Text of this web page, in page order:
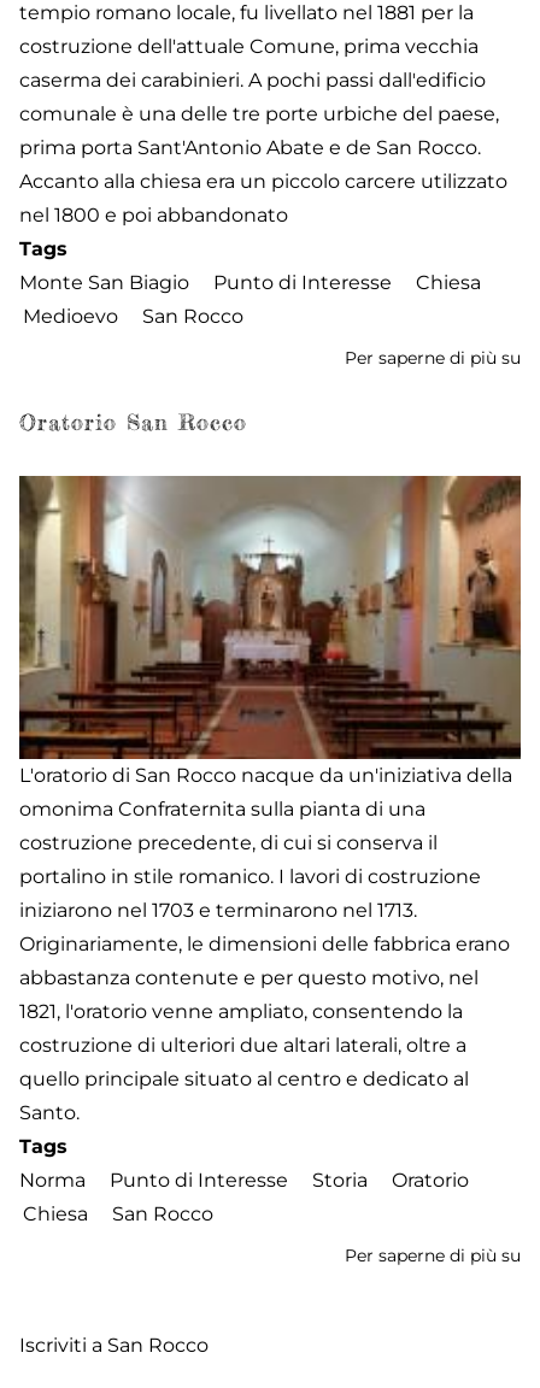
tempio romano locale, fu livellato nel 1881 per la
costruzione dell'attuale Comune, prima vecchia
caserma dei carabinieri. A pochi passi dall'edificio
comunale è una delle tre porte urbiche del paese,
prima porta Sant'Antonio Abate e de San Rocco.
Accanto alla chiesa era un piccolo carcere utilizzato
nel 1800 e poi abbandonato
Tags
Monte San Biagio
Punto di Interesse
Chiesa
Medioevo
San Rocco
Per saperne di più su
Oratorio San Rocco
L'oratorio di San Rocco nacque da un'iniziativa della
omonima Confraternita sulla pianta di una
costruzione precedente, di cui si conserva il
portalino in stile romanico. I lavori di costruzione
iniziarono nel 1703 e terminarono nel 1713.
Originariamente, le dimensioni delle fabbrica erano
abbastanza contenute e per questo motivo, nel
1821, l'oratorio venne ampliato, consentendo la
costruzione di ulteriori due altari laterali, oltre a
quello principale situato al centro e dedicato al
Santo.
Tags
Norma
Punto di Interesse Storia
Oratorio
Chiesa
San Rocco
Per saperne di più su
Iscriviti a San Rocco